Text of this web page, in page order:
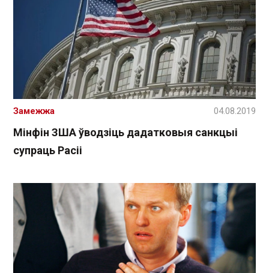
Мінфін ЗША ўводзіць дадатковыя санкцыі
супраць Расіі
Замежжа 04.08.2019